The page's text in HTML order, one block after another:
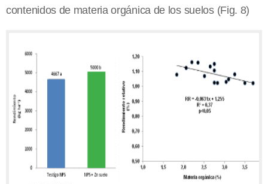
contenidos de materia orgánica de los suelos (Fig. 8)